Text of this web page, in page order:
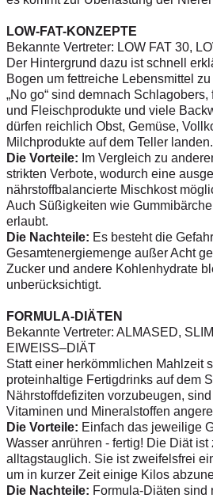
LOW-FAT-KONZEPTE
Bekannte Vertreter: LOW FAT 30,
Der Hintergrund dazu ist schnell
Bogen um fettreiche Lebensmittel
„No go“ sind demnach
und Fleischprodukte und viele
dürfen reichlich Obst, Gemüse,
Milchprodukte auf dem Teller landen.
Die Vorteile: Im Vergleich zu
strikten Verbote, wodurch eine
nährstoffbalancierte Mischkost
Auch Süßigkeiten wie
erlaubt.
Die Nachteile: Es besteht die
Gesamtenergiemenge außer Acht
Zucker und andere Kohlenhydrate
unberücksichtigt.
FORMULA-DIÄTEN
Bekannte Vertreter: ALMASED,
EIWEISS–DIÄT
Statt einer herkömmlichen Mahlzeit
proteinhaltige Fertigdrinks auf dem
Nährstoffdefiziten vorzubeugen,
Vitaminen und Mineralstoffen
Die Vorteile: Einfach das jeweilige
Wasser anrühren - fertig! Die Diät ist
alltagstauglich. Sie ist zweifelsfrei
um in kurzer Zeit einige Kilos
Die Nachteile: Formula-Diäten sind